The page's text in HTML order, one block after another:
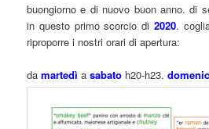
buongiorno e di nuovo buon anno. di
in questo primo scorcio di 2020.
riproporre i nostri orari di apertura:
damartedì asabato h20-h23.